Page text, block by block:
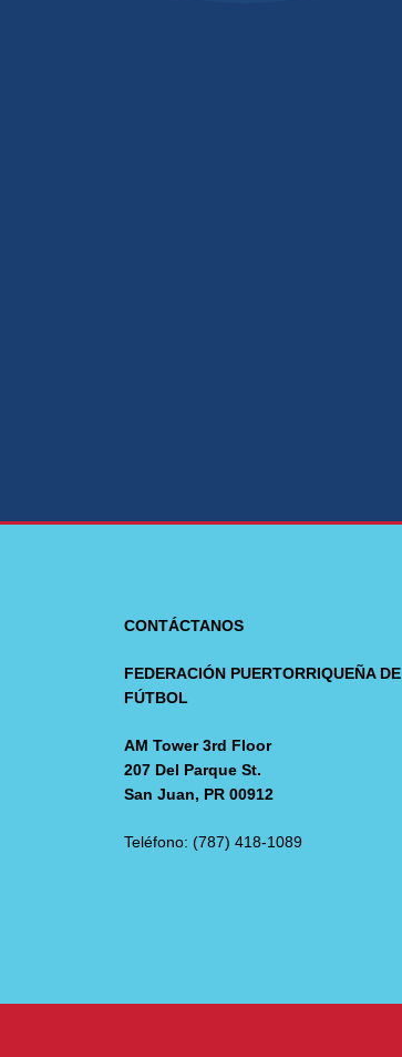
CONTÁCTANOS
FEDERACIÓN PUERTORRIQUEÑA DE
FÚTBOL
AM Tower 3rd Floor
207 Del Parque St.
San Juan, PR 00912
Teléfono: (787) 418-1089